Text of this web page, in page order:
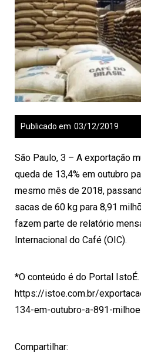
03/12/2019
Publicado em
São Paulo, 3 – A exportação
queda de 13,4% em outubro
mesmo mês de 2018,
sacas de 60 kg para 8,91
fazem parte de relatório
Internacional do Café (OIC).
*O conteúdo é do Portal
https://istoe.com.br/
134-em-outubro-a-891-
Compartilhar: